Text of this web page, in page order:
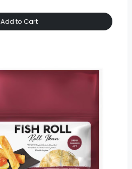
Add to Cart